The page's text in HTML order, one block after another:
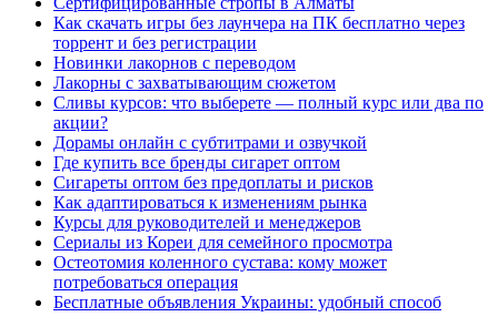
Как скачать игры без лаунчера на ПК бесплатно через
торрент и без регистрации
Новинки лакорнов с переводом
Лакорны с захватывающим сюжетом
Сливы курсов: что выберете — полный курс или два по
акции?
Дорамы онлайн с субтитрами и озвучкой
Где купить все бренды сигарет оптом
Сигареты оптом без предоплаты и рисков
Как адаптироваться к изменениям рынка
Курсы для руководителей и менеджеров
Сериалы из Кореи для семейного просмотра
Остеотомия коленного сустава: кому может
потребоваться операция
Бесплатные объявления Украины: удобный способ